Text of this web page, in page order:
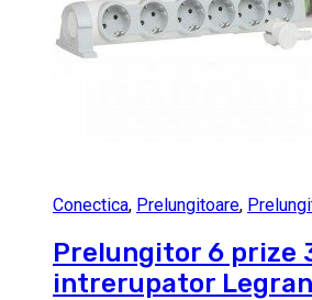
Conectica, Prelungitoare,
Prelungitor 6 prize
intrerupator